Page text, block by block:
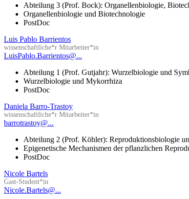
Abteilung 3 (Prof. Bock): Organellenbiologie,
Organellenbiologie und Biotechnologie
PostDoc
Luis Pablo Barrientos
wissenschaftliche*r Mitarbeiter*in
LuisPablo.Barrientos@...
Abteilung 1 (Prof. Gutjahr): Wurzelbiologie und
Wurzelbiologie und Mykorrhiza
PostDoc
Daniela Barro-Trastoy
wissenschaftliche*r Mitarbeiter*in
barrotrastoy@...
Abteilung 2 (Prof. Köhler): Reproduktionsbiologie
Epigenetische Mechanismen der pflanzlichen
PostDoc
Nicole Bartels
Gast-Student*in
Nicole.Bartels@...